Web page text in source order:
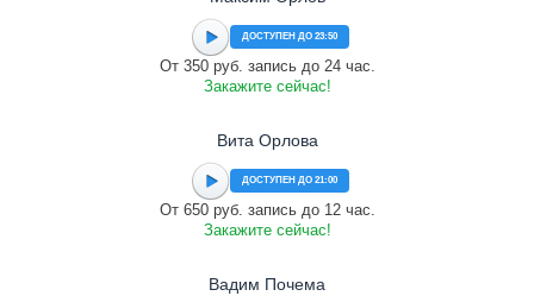
ДОСТУПЕН ДО 23:50
От 350 руб. запись до 24 час.
Закажите сейчас!
Вита Орлова
ДОСТУПЕН ДО 21:00
От 650 руб. запись до 12 час.
Закажите сейчас!
Вадим Почема